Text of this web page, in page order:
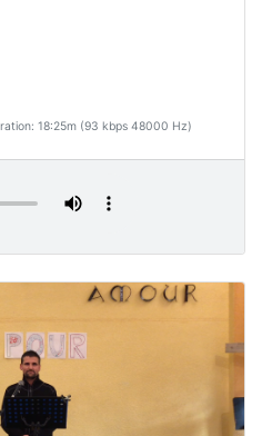
18:25m (93 kbps 48000 Hz)